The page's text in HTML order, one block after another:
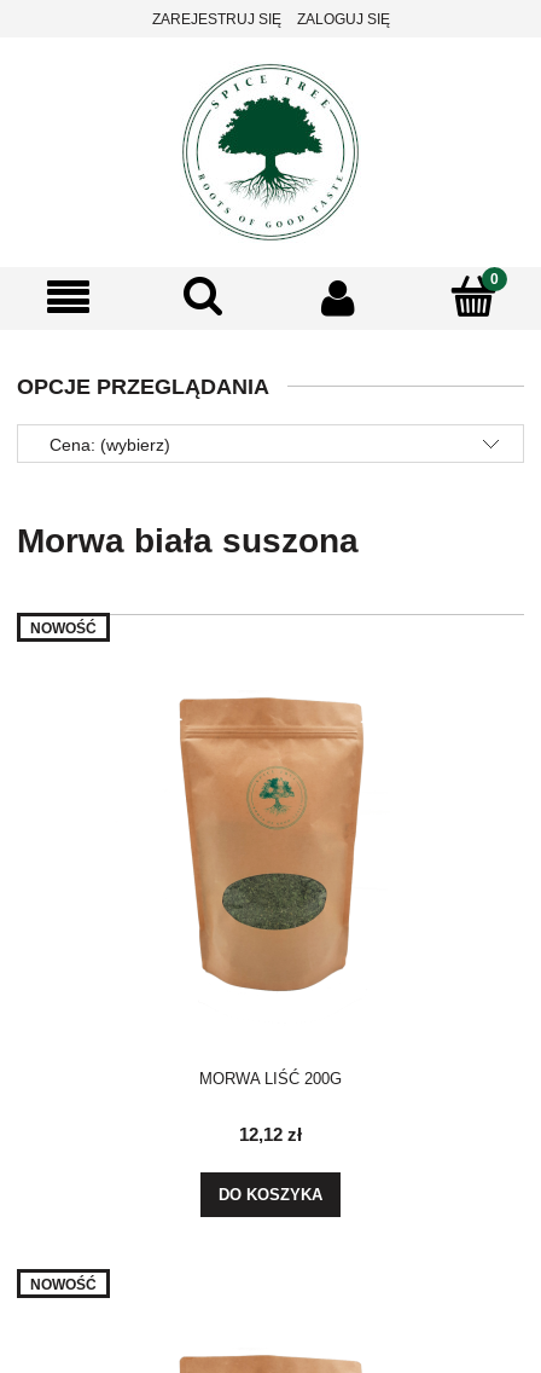
ZAREJESTRUJ SIĘ ZALOGUJ SIĘ
OPCJE PRZEGLĄDANIA
Cena: (wybierz)
Morwa biała suszona
MORWA LIŚĆ 200G
12,12 zł
DO KOSZYKA
NOWOŚĆ
NOWOŚĆ